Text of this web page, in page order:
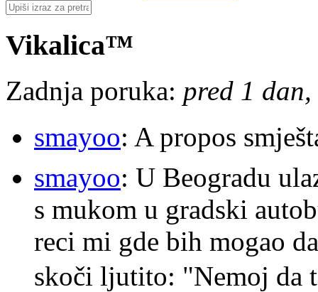
Vikalica™
Zadnja poruka: pred 1
smayoo: A propos
smayoo: U Beogradu
s mukom u gradski
reci mi gde bih mogao
skoči ljutito: "Nemoj da